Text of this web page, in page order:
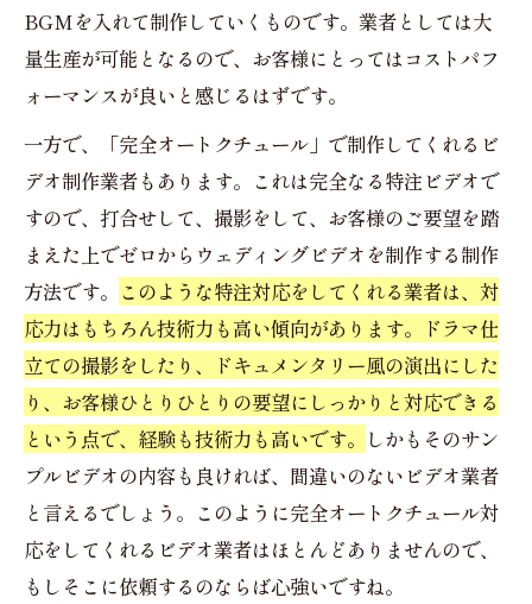
BGMを入れて制作していくものです。業者としては大
量生産が可能となるので、お客様にとってはコストパフ
ォーマンスが良いと感じるはずです。
一方で、「完全オートクチュール」で制作してくれるビ
デオ制作業者もあります。これは完全なる特注ビデオで
すので、打合せして、撮影をして、お客様のご要望を踏
まえた上でゼロからウェディングビデオを制作する制作
方法です。 このような特注対応をしてくれる業者は、対
応力はもちろん技術力も高い傾向があります。ドラマ仕
立ての撮影をしたり、ドキュメンタリー風の演出にした
り、お客様ひとりひとりの要望にしっかりと対応できる
という点で、経験も技術力も高いです。 しかもそのサン
プルビデオの内容も良ければ、間違いのないビデオ業者
と言えるでしょう。このように完全オートクチュール対
応をしてくれるビデオ業者はほとんどありませんので、
もしそこに依頼するのならば心強いですね。